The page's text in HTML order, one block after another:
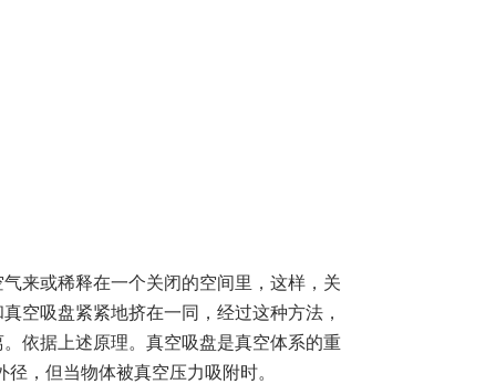
来或稀释在一个关闭的空间里，这样，关
空吸盘紧紧地挤在一同，经过这种方法，
依据上述原理。真空吸盘是真空体系的重
，但当物体被真空压力吸附时。